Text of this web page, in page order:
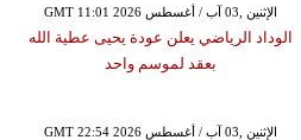
GMT 11:01 2026 الإثنين ,03 آب / أغسطس
الوداد الرياضي يعلن عودة يحيى عطية الله
بعقد لموسم واحد
GMT 22:54 2026 الإثنين ,03 آب / أغسطس